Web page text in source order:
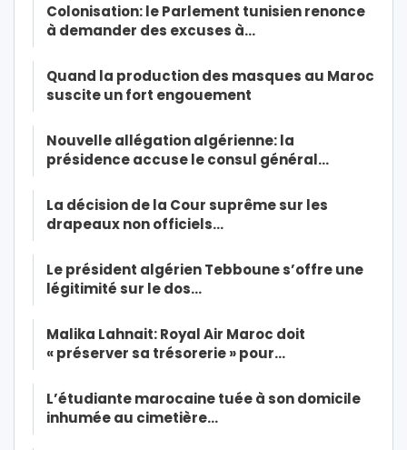
Colonisation: le Parlement tunisien renonce
à demander des excuses à…
Quand la production des masques au Maroc
suscite un fort engouement
Nouvelle allégation algérienne: la
présidence accuse le consul général…
La décision de la Cour suprême sur les
drapeaux non officiels…
Le président algérien Tebboune s’offre une
légitimité sur le dos…
Malika Lahnait: Royal Air Maroc doit
« préserver sa trésorerie » pour…
L’étudiante marocaine tuée à son domicile
inhumée au cimetière…